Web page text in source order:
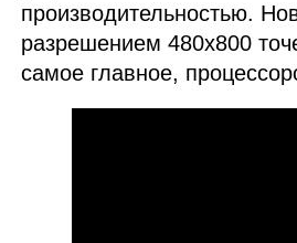
производительностью.
разрешением 480х800
самое главное,